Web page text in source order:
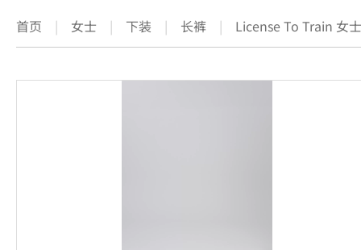
首页 | 女士 | 下装 | 长裤 | License To Train 女